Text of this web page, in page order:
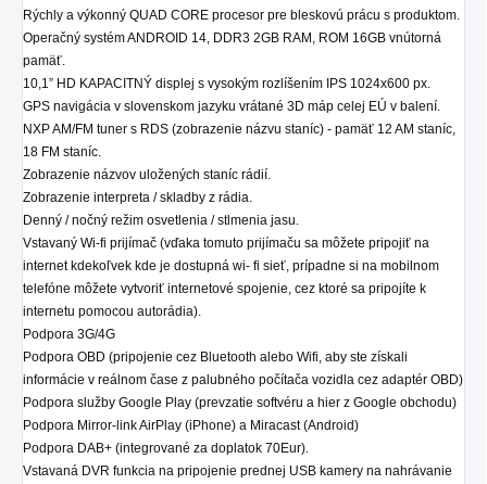
Rýchly a výkonný QUAD CORE procesor pre bleskovú prácu s produktom.
Operačný systém ANDROID 14, DDR3 2GB RAM, ROM 16GB vnútorná
pamäť.
10,1” HD KAPACITNÝ displej s vysokým rozlíšením IPS 1024x600 px.
GPS navigácia v slovenskom jazyku vrátané 3D máp celej EÚ v balení.
NXP AM/FM tuner s RDS (zobrazenie názvu staníc) - pamäť 12 AM staníc,
18 FM staníc.
Zobrazenie názvov uložených staníc rádií.
Zobrazenie interpreta / skladby z rádia.
Denný / nočný režim osvetlenia / stlmenia jasu.
Vstavaný Wi-fi prijímač (vďaka tomuto prijímaču sa môžete pripojiť na
internet kdekoľvek kde je dostupná wi- fi sieť, prípadne si na mobilnom
telefóne môžete vytvoriť internetové spojenie, cez ktoré sa pripojíte k
internetu pomocou autorádia).
Podpora 3G/4G
Podpora OBD (pripojenie cez Bluetooth alebo Wifi, aby ste získali
informácie v reálnom čase z palubného počítača vozidla cez adaptér OBD)
Podpora služby Google Play (prevzatie softvéru a hier z Google obchodu)
Podpora Mirror-link AirPlay (iPhone) a Miracast (Android)
Podpora DAB+ (integrované za doplatok 70Eur).
Vstavaná DVR funkcia na pripojenie prednej USB kamery na nahrávanie